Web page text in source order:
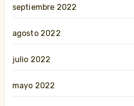
septiembre 2022
agosto 2022
julio 2022
mayo 2022